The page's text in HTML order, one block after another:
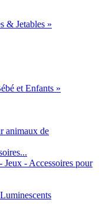
& Jetables »
et Enfants »
animaux de
Jeux - Accessoires pour